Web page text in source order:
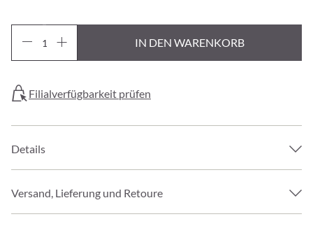
IN DEN WARENKORB
Filialverfügbarkeit prüfen
Details
Versand, Lieferung und Retoure